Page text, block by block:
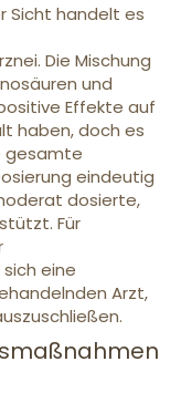
Sicht handelt es
Die Mischung
und
Effekte auf
haben, doch es
gesamte
eindeutig
dosierte,
Für
eine
Arzt,